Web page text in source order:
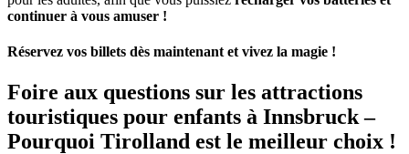
continuer à vous amuser !
Réservez vos billets dès maintenant et vivez la magie !
Foire aux questions sur les attractions
touristiques pour enfants à Innsbruck –
Pourquoi Tirolland est le meilleur choix !